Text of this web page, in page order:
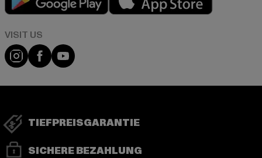
Visit our Instagram page:
Visit our Facebook page:
Visit our YouTube channel:
TIEFPREISGARANTIE
SICHERE BEZAHLUNG